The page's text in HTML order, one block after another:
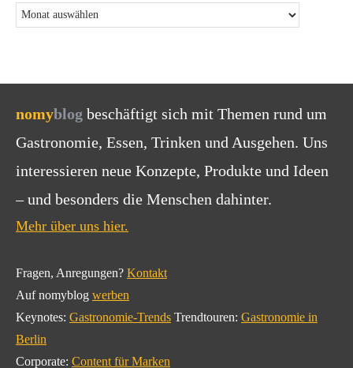
nomyblog beschäftigt sich mit Themen rund um
Gastronomie, Essen, Trinken und Ausgehen. Uns
interessieren neue Konzepte, Produkte und Ideen
– und besonders die Menschen dahinter.
Mehr über uns hier.
Fragen, Anregungen? Kontakt
Auf nomyblog werben
Keynotes: Gastronomie-Trends Trendtouren: Gastronomie in
Berlin
Corporate: Content für Marken